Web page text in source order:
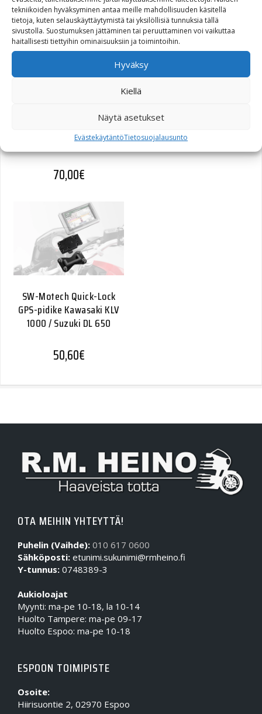
tekniikoiden hyväksyminen antaa meille mahdollisuuden käsitellä
tietoja, kuten selauskäyttäytymistä tai yksilöllisiä tunnuksia tällä
sivustolla. Suostumuksen jättäminen tai peruuttaminen voi vaikuttaa
haitallisesti tiettyihin ominaisuuksiin ja toimintoihin.
Hyväksy
Kiellä
Näytä asetukset
EvästekäytäntöTietosuojalausunto
32,40€
R1200GS Adventure 08-
70,00€
SW-Motech Quick-Lock
GPS-pidike Kawasaki KLV
1000 / Suzuki DL 650
50,60€
OTA MEIHIN YHTEYTTÄ!
Puhelin (Vaihde): 010 617 0600
Sähköposti: etunimi.sukunimi@rmheino.fi
Y-tunnus: 0748389-3
Aukioloajat
Myynti: ma-pe 10-18, la 10-14
Huolto Tampere: ma-pe 09-17
Huolto Espoo: ma-pe 10-18
ESPOON TOIMIPISTE
Osoite:
Hiirisuontie 2, 02970 Espoo